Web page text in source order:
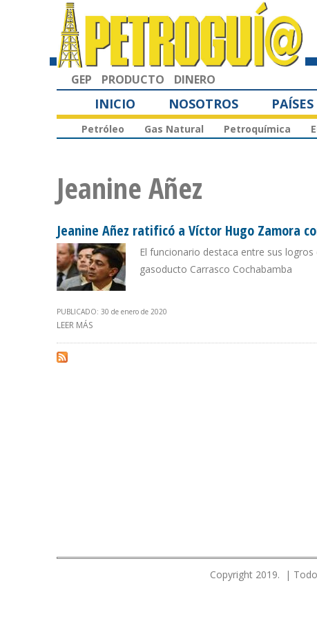
GEP PRODUCTO DINERO
INICIO NOSOTROS PAÍSES
Petróleo Gas Natural Petroquímica
Jeanine Añez
Jeanine Añez ratificó a Víctor Hugo Zamora
El funcionario destaca entre sus
gasoducto Carrasco Cochabamba
PUBLICADO: 30 de enero de 2020
LEER MÁS
Copyright 2019. |